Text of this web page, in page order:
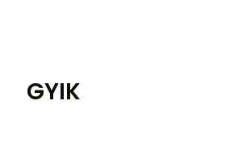
GYIK